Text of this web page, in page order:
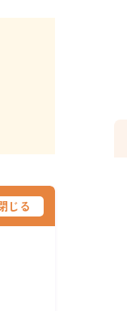
じる